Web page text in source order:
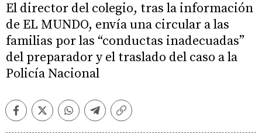
El director del colegio, tras la información
de EL MUNDO, envía una circular a las
familias por las “conductas inadecuadas”
del preparador y el traslado del caso a la
Policía Nacional
FacebookTwitterWhatsappTelegramCopiar